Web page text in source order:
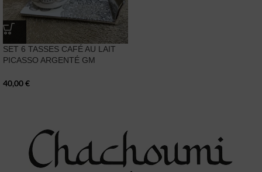
SET 6 TASSES CAFÉ AU LAIT
PICASSO ARGENTÉ GM
40,00€